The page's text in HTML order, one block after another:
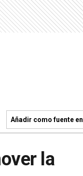
Añadir como fuente en
la